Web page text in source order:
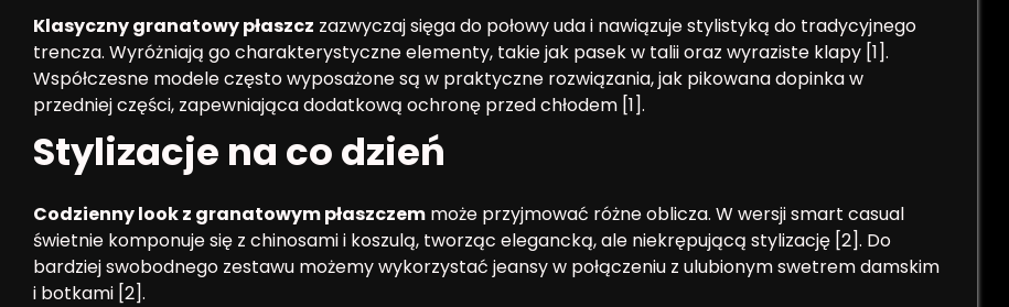
Klasyczny granatowy płaszcz zazwyczaj sięga do połowy uda i nawiązuje stylistyką do tradycyjnego
trencza. Wyróżniają go charakterystyczne elementy, takie jak pasek w talii oraz wyraziste klapy [1].
Współczesne modele często wyposażone są w praktyczne rozwiązania, jak pikowana dopinka w
przedniej części, zapewniająca dodatkową ochronę przed chłodem [1].
Stylizacje na co dzień
Codzienny look z granatowym płaszczem może przyjmować różne oblicza. W wersji smart casual
świetnie komponuje się z chinosami i koszulą, tworząc elegancką, ale niekrępującą stylizację [2]. Do
bardziej swobodnego zestawu możemy wykorzystać jeansy w połączeniu z ulubionym swetrem damskim
i botkami [2].